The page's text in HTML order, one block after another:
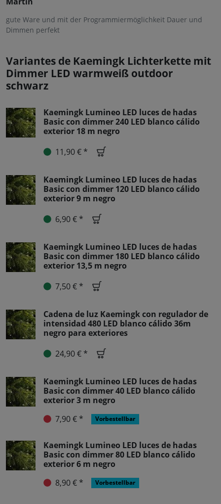
gute Ware und mit der Programmiermöglichkeit Dauer und
Dimmen perfekt
Variantes de Kaemingk Lichterkette mit
Dimmer LED warmweiß outdoor
schwarz
Kaemingk Lumineo LED luces de hadas
Basic con dimmer 240 LED blanco cálido
exterior 18 m negro
11,90 € *
Kaemingk Lumineo LED luces de hadas
Basic con dimmer 120 LED blanco cálido
exterior 9 m negro
6,90 € *
Kaemingk Lumineo LED luces de hadas
Basic con dimmer 180 LED blanco cálido
exterior 13,5 m negro
7,50 € *
Cadena de luz Kaemingk con regulador de
intensidad 480 LED blanco cálido 36m
negro para exteriores
24,90 € *
Kaemingk Lumineo LED luces de hadas
Basic con dimmer 40 LED blanco cálido
exterior 3 m negro
7,90 € *
Vorbestellbar
Kaemingk Lumineo LED luces de hadas
Basic con dimmer 80 LED blanco cálido
exterior 6 m negro
8,90 € *
Vorbestellbar